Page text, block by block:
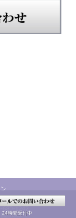
24時間受付中